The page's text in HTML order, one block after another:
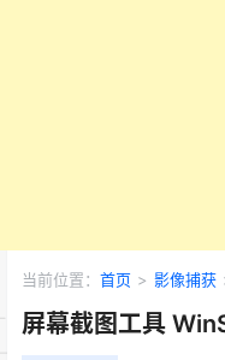
当前位置： 首页 > 影像捕获
屏幕截图工具